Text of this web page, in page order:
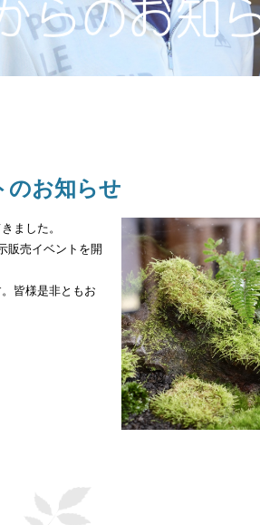
のお知らせ
ました。
販売イベントを開
皆様是非ともお